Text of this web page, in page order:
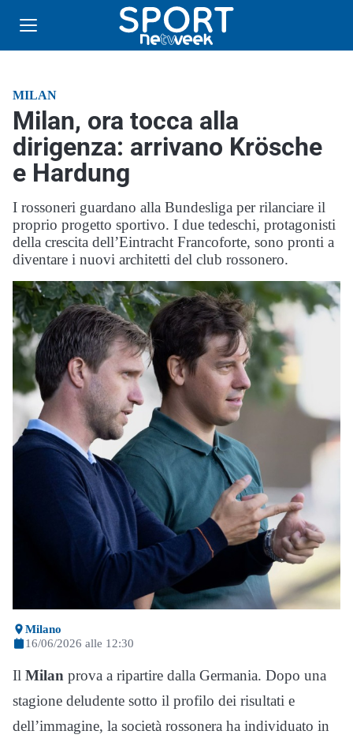
MILAN
Milan, ora tocca alla
dirigenza: arrivano Krösche
e Hardung
I rossoneri guardano alla Bundesliga per rilanciare il
proprio progetto sportivo. I due tedeschi, protagonisti
della crescita dell’Eintracht Francoforte, sono pronti a
diventare i nuovi architetti del club rossonero.
Milano
16/06/2026 alle 12:30
Il Milan prova a ripartire dalla Germania. Dopo una
stagione deludente sotto il profilo dei risultati e
dell’immagine, la società rossonera ha individuato in